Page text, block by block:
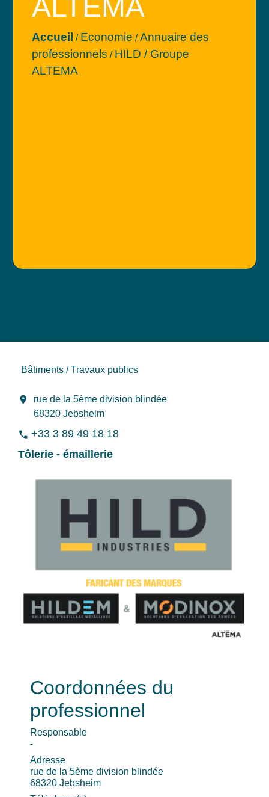
ALTEMA
Accueil / Economie /Annuaire des
professionnels / HILD / Groupe
ALTEMA
Bâtiments / Travaux publics
location_on
rue de la 5ème division blindée
68320 Jebsheim
phone +33 3 89 49 18 18
Tôlerie - émaillerie
Coordonnées du
professionnel
Responsable
-
Adresse
rue de la 5ème division blindée
68320 Jebsheim